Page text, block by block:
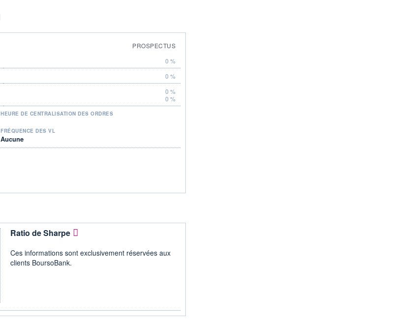
PROSPECTUS
0 %
0 %
0 %
0 %
HEURE DE CENTRALISATION DES ORDRES
FRÉQUENCE DES VL
Aucune
Ratio de Sharpe
Ces informations sont exclusivement réservées aux
clients BoursoBank.